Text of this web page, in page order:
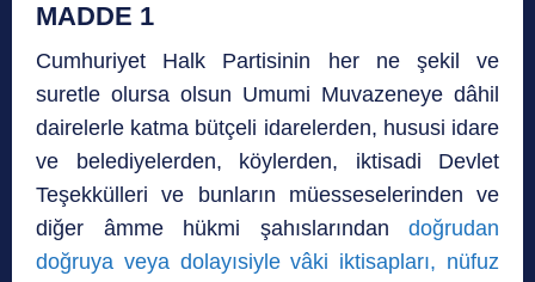
MADDE 1
Cumhuriyet Halk Partisinin her ne şekil ve
suretle olursa olsun Umumi Muvazeneye dâhil
dairelerle katma bütçeli idarelerden, hususi idare
ve belediyelerden, köylerden, iktisadi Devlet
Teşekkülleri ve bunların müesseselerinden ve
diğer âmme hükmi şahıslarından doğrudan
doğruya veya dolayısiyle vâki iktisapları, nüfuz